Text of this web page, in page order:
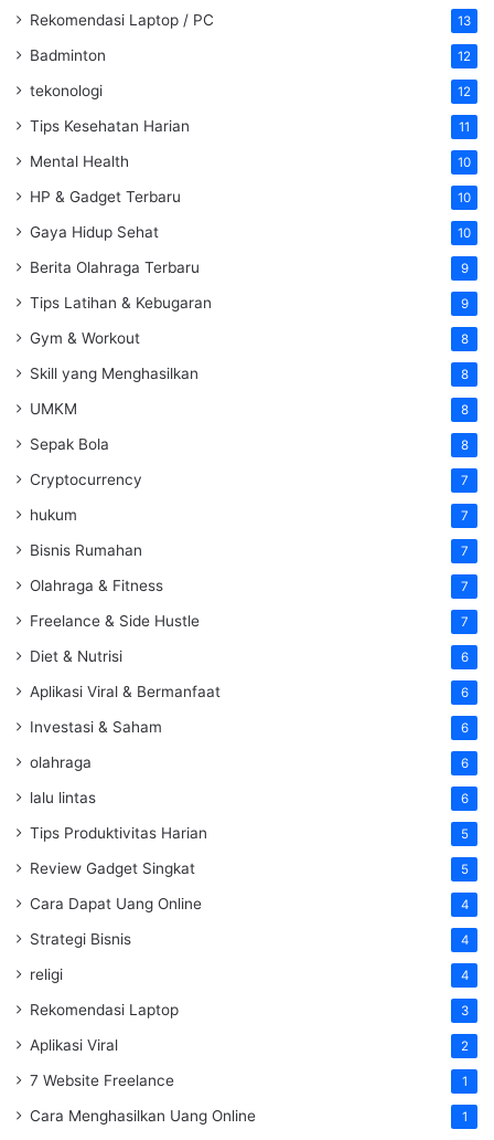
Rekomendasi Laptop / PC 13
Badminton 12
tekonologi 12
Tips Kesehatan Harian 11
Mental Health 10
HP & Gadget Terbaru 10
Gaya Hidup Sehat 10
Berita Olahraga Terbaru 9
Tips Latihan & Kebugaran 9
Gym & Workout 8
Skill yang Menghasilkan 8
UMKM 8
Sepak Bola 8
Cryptocurrency 7
hukum 7
Bisnis Rumahan 7
Olahraga & Fitness 7
Freelance & Side Hustle 7
Diet & Nutrisi 6
Aplikasi Viral & Bermanfaat 6
Investasi & Saham 6
olahraga 6
lalu lintas 6
Tips Produktivitas Harian 5
Review Gadget Singkat 5
Cara Dapat Uang Online 4
Strategi Bisnis 4
religi 4
Rekomendasi Laptop 3
Aplikasi Viral 2
7 Website Freelance 1
Cara Menghasilkan Uang Online 1